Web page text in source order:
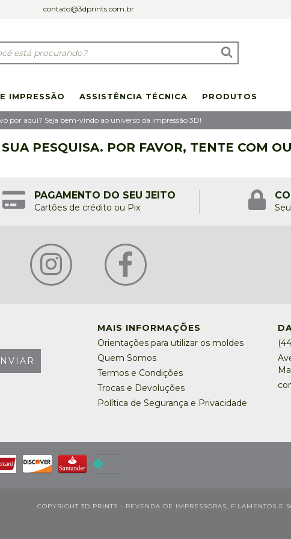
contato@3dprints.com.br
IMPRESSÃO ASSISTÊNCIA TÉCNICA PRODUTOS
por aqui? Seja bem-vindo ao universo da impressão 3D!
PESQUISA. POR FAVOR, TENTE COM
PAGAMENTO DO SEU JEITO
Cartões de crédito ou Pix
MAIS INFORMAÇÕES
Orientações para utilizar os moldes
Quem Somos
Termos e Condições
Trocas e Devoluções
Política de Segurança e Privacidade
COPYRIGHT 3D PRINTS - REVENDA DE IMPRESSORAS, FILAMENTOS E